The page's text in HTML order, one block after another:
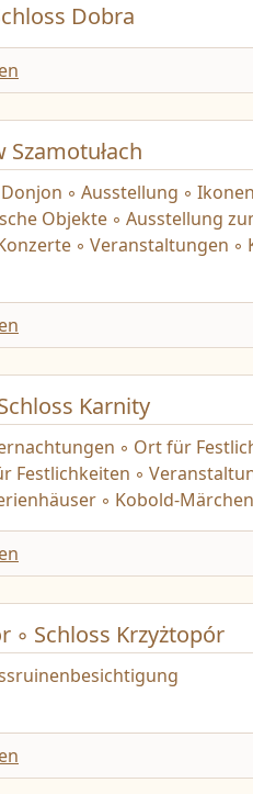
Dobra
◦ Ausstellung ◦
Objekte ◦ Ausstellung
◦ Veranstaltungen ◦
Karnity
◦ Ort für
Festlichkeiten ◦
◦ Kobold-
◦ Schloss Krzyżtopór